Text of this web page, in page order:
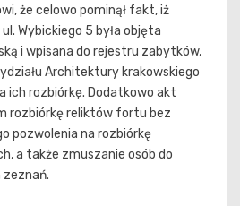
że celowo pominął fakt, iż
Wybickiego 5 była objęta
i wpisana do rejestru zabytków,
Architektury krakowskiego
ich rozbiórkę. Dodatkowo akt
rozbiórkę reliktów fortu bez
pozwolenia na rozbiórkę
a także zmuszanie osób do
zeznań.